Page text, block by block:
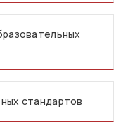
стандартов